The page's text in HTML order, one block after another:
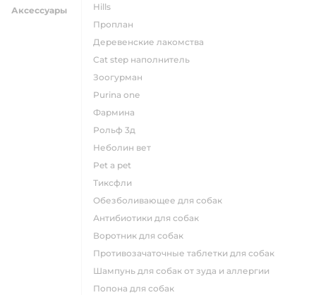
Аксессуары
hills
проплан
деревенские лакомства
cat step наполнитель
зоогурман
purina one
фармина
рольф 3д
неболин вет
pet a pet
тиксфли
обезболивающее для собак
антибиотики для собак
воротник для собак
противозачаточные таблетки для собак
шампунь для собак от зуда и аллергии
попона для собак